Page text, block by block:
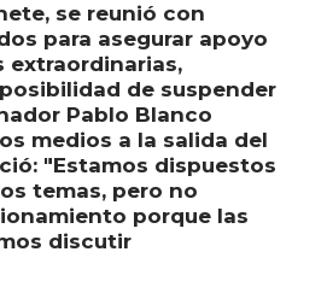
se reunió con
para asegurar apoyo
extraordinarias,
de suspender
Pablo Blanco
medios a la salida del
"Estamos dispuestos
temas, pero no
porque las
discutir